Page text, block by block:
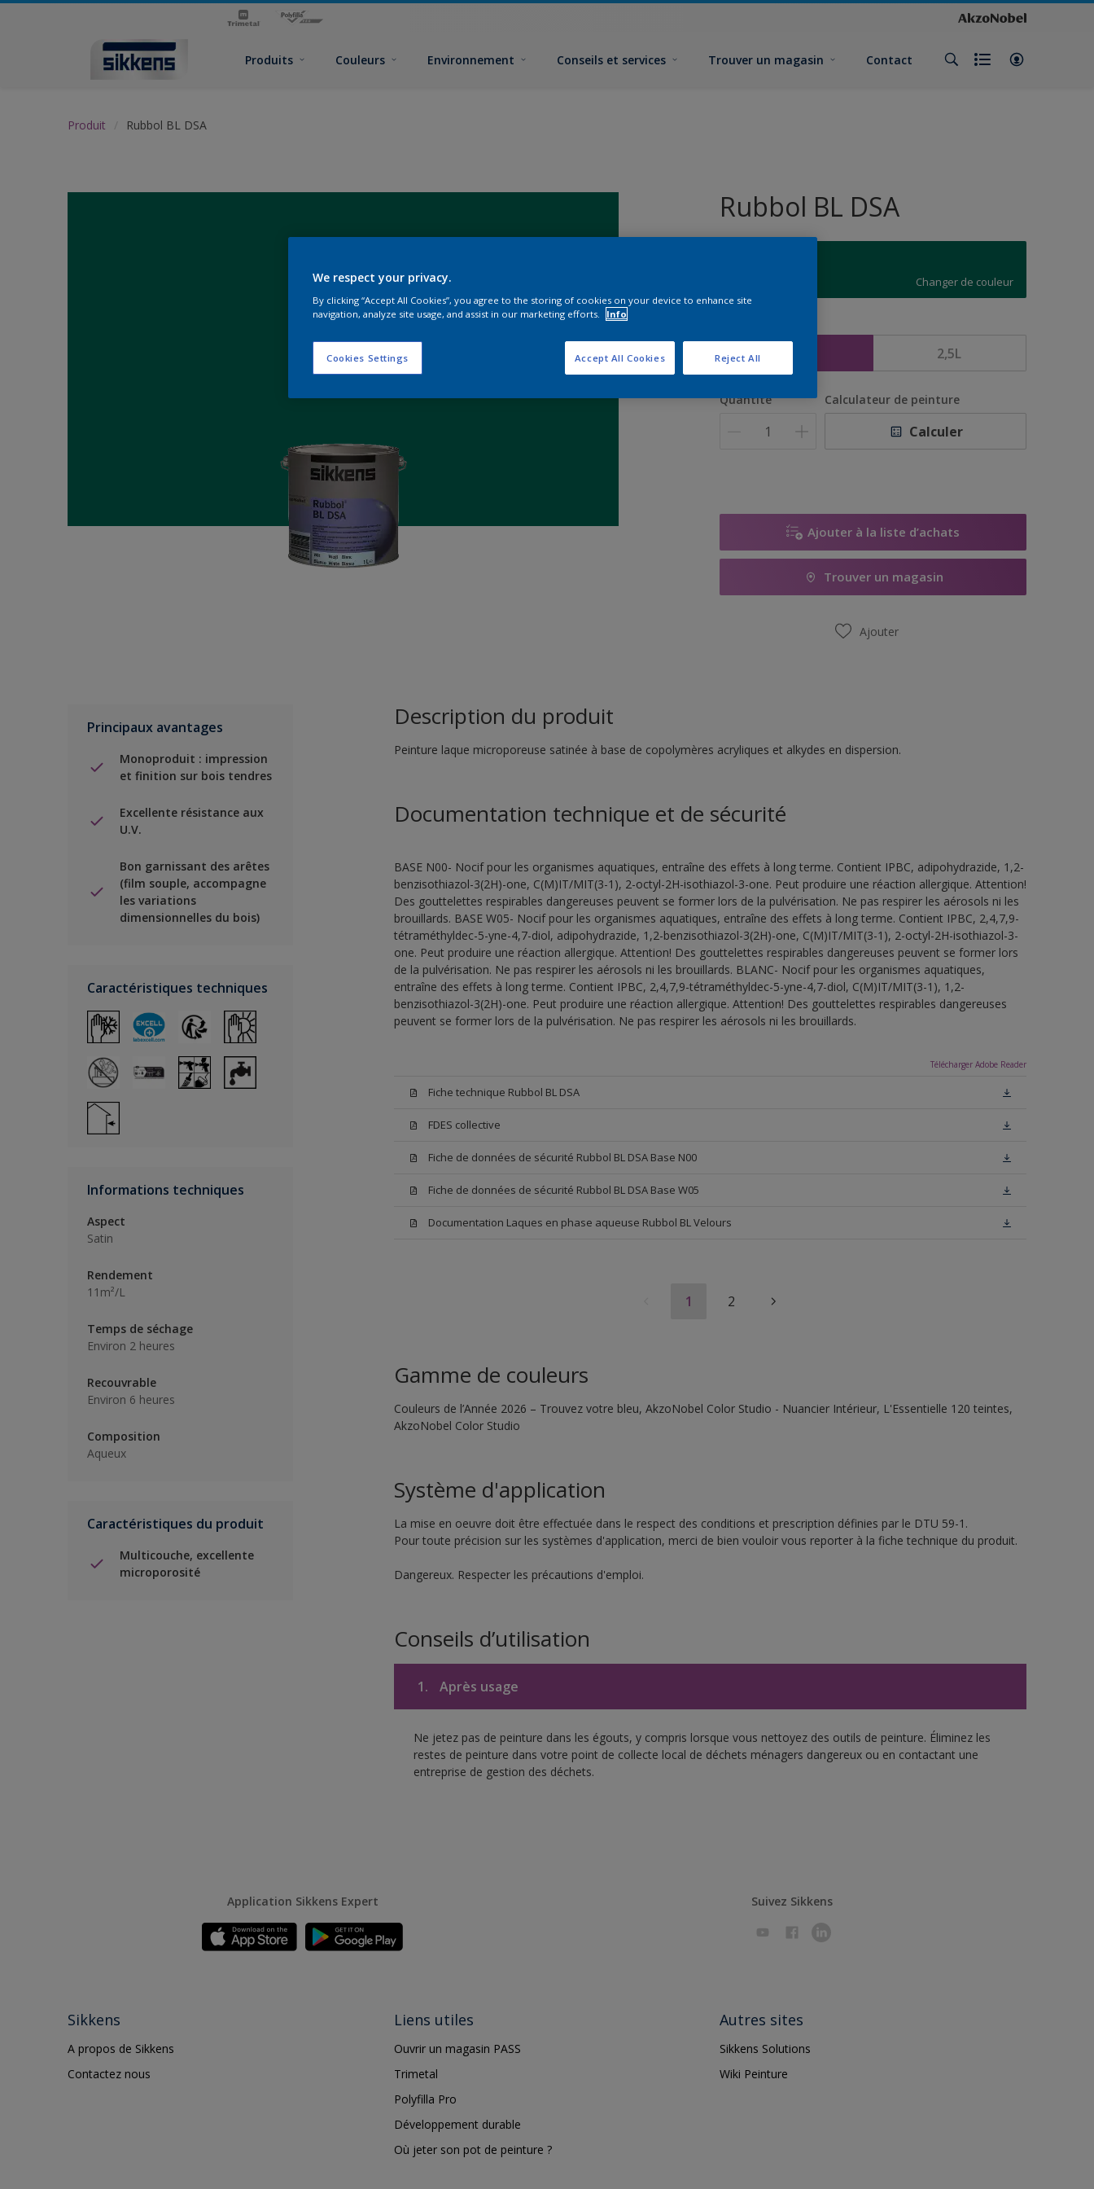
Produits Couleurs Environnement Conseils et services Trouver un magasin Contact
Produit Rubbol BL DSA
Rubbol BL DSA
Changer de couleur
2,5L
Quantité Calculateur de peinture
Calculer
Ajouter à la liste d’achats
Trouver un magasin
Ajouter
Principaux avantages
Monoproduit : impression
et finition sur bois tendres
Excellente résistance aux
U.V.
Bon garnissant des arêtes
(film souple, accompagne
les variations
dimensionnelles du bois)
Caractéristiques techniques
Informations techniques
Aspect
Satin
Rendement
11m²/L
Temps de séchage
Environ 2 heures
Recouvrable
Environ 6 heures
Composition
Aqueux
Caractéristiques du produit
Multicouche, excellente
microporosité
Description du produit
Peinture laque microporeuse satinée à base de copolymères acryliques et alkydes en dispersion.
Documentation technique et de sécurité
BASE N00- Nocif pour les organismes aquatiques, entraîne des effets à long terme. Contient IPBC, adipohydrazide, 1,2-
benzisothiazol-3(2H)-one, C(M)IT/MIT(3-1), 2-octyl-2H-isothiazol-3-one. Peut produire une réaction allergique. Attention!
Des gouttelettes respirables dangereuses peuvent se former lors de la pulvérisation. Ne pas respirer les aérosols ni les
brouillards. BASE W05- Nocif pour les organismes aquatiques, entraîne des effets à long terme. Contient IPBC, 2,4,7,9-
tétraméthyldec-5-yne-4,7-diol, adipohydrazide, 1,2-benzisothiazol-3(2H)-one, C(M)IT/MIT(3-1), 2-octyl-2H-isothiazol-3-
one. Peut produire une réaction allergique. Attention! Des gouttelettes respirables dangereuses peuvent se former lors
de la pulvérisation. Ne pas respirer les aérosols ni les brouillards. BLANC- Nocif pour les organismes aquatiques,
entraîne des effets à long terme. Contient IPBC, 2,4,7,9-tétraméthyldec-5-yne-4,7-diol, C(M)IT/MIT(3-1), 1,2-
benzisothiazol-3(2H)-one. Peut produire une réaction allergique. Attention! Des gouttelettes respirables dangereuses
peuvent se former lors de la pulvérisation. Ne pas respirer les aérosols ni les brouillards.
Télécharger Adobe Reader
Fiche technique Rubbol BL DSA
FDES collective
Fiche de données de sécurité Rubbol BL DSA Base N00
Fiche de données de sécurité Rubbol BL DSA Base W05
Documentation Laques en phase aqueuse Rubbol BL Velours
1 2
Gamme de couleurs
Couleurs de l’Année 2026 – Trouvez votre bleu, AkzoNobel Color Studio - Nuancier Intérieur, L'Essentielle 120 teintes,
AkzoNobel Color Studio
Système d'application
La mise en oeuvre doit être effectuée dans le respect des conditions et prescription définies par le DTU 59-1.
Pour toute précision sur les systèmes d'application, merci de bien vouloir vous reporter à la fiche technique du produit.
Dangereux. Respecter les précautions d'emploi.
Conseils d’utilisation
1. Après usage
Ne jetez pas de peinture dans les égouts, y compris lorsque vous nettoyez des outils de peinture. Éliminez les
restes de peinture dans votre point de collecte local de déchets ménagers dangereux ou en contactant une
entreprise de gestion des déchets.
Application Sikkens Expert Suivez Sikkens
Sikkens
A propos de Sikkens
Contactez nous
Liens utiles
Ouvrir un magasin PASS
Trimetal
Polyfilla Pro
Développement durable
Où jeter son pot de peinture ?
Autres sites
Sikkens Solutions
Wiki Peinture
We respect your privacy.
By clicking “Accept All Cookies”, you agree to the storing of cookies on your device to enhance site
navigation, analyze site usage, and assist in our marketing efforts.
Info
Cookies Settings Reject All
Accept All Cookies